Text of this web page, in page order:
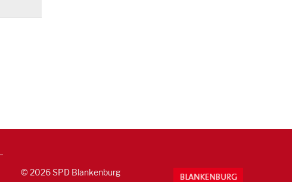
© 2026 SPD Blankenburg